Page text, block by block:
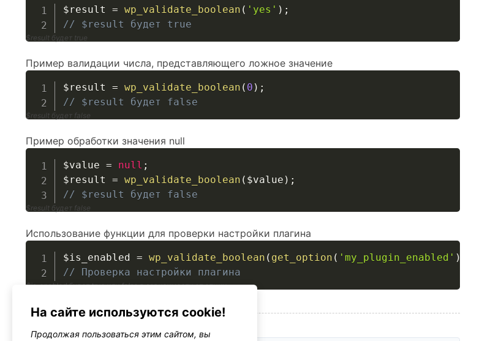
$result = wp_validate_boolean ( 'yes' ) ;
// $result будет true
$result будет true
Пример валидации числа, представляющего ложное значение
$result = wp_validate_boolean ( 0 ) ;
// $result будет false
$result будет false
Пример обработки значения null
$value = null ;
$result
= wp_validate_boolean ( $value ) ;
// $result будет false
$result будет false
Использование функции для проверки настройки плагина
$is_enabled = wp_validate_boolean ( get_option ( 'my_plugin_enabled' )
// Проверка настройки плагина
$is_enabled будет true или false в зависимости от опции
Безопасность
На сайте используются cookie!
Продолжая пользоваться этим сайтом, вы